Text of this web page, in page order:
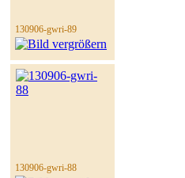
130906-gwri-89
130906-gwri-88